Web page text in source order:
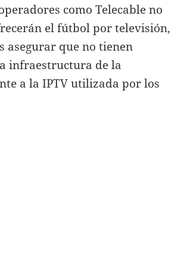
como Telecable no
el fútbol por televisión,
asegurar que no tienen
infraestructura de la
a la IPTV utilizada por los